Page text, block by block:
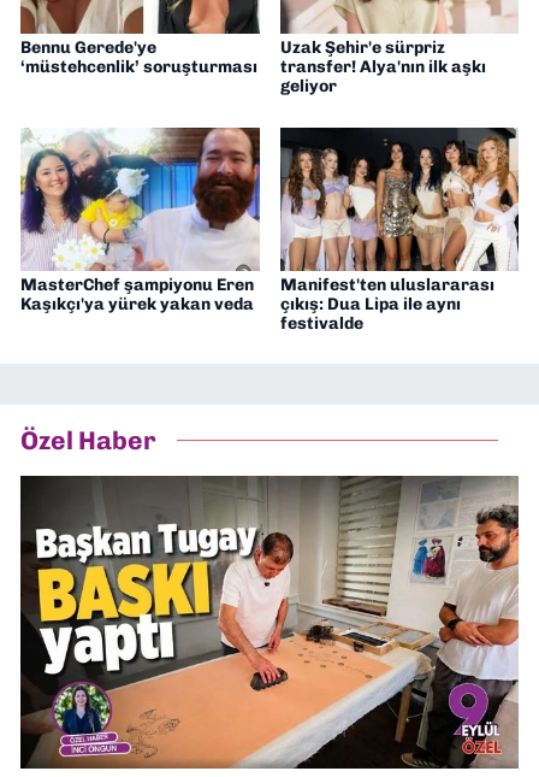
Bennu Gerede'ye
‘müstehcenlik’ soruşturması
Uzak Şehir'e sürpriz
transfer! Alya'nın ilk aşkı
geliyor
MasterChef şampiyonu Eren
Kaşıkçı'ya yürek yakan veda
Manifest'ten uluslararası
çıkış: Dua Lipa ile aynı
festivalde
Özel Haber